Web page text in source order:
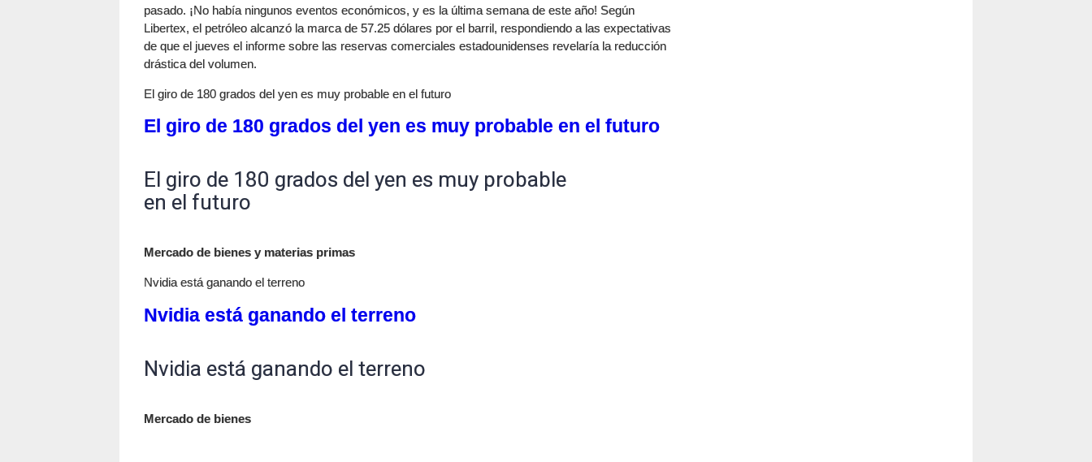
pasado. ¡No había ningunos eventos económicos, y es la última semana de este año! Según
Libertex, el petróleo alcanzó la marca de 57.25 dólares por el barril, respondiendo a las expectativas
de que el jueves el informe sobre las reservas comerciales estadounidenses revelaría la reducción
drástica del volumen.
El giro de 180 grados del yen es muy probable en el futuro
El giro de 180 grados del yen es muy probable en el futuro
El giro de 180 grados del yen es muy probable
en el futuro
Mercado de bienes y materias primas
Nvidia está ganando el terreno
Nvidia está ganando el terreno
Nvidia está ganando el terreno
Mercado de bienes